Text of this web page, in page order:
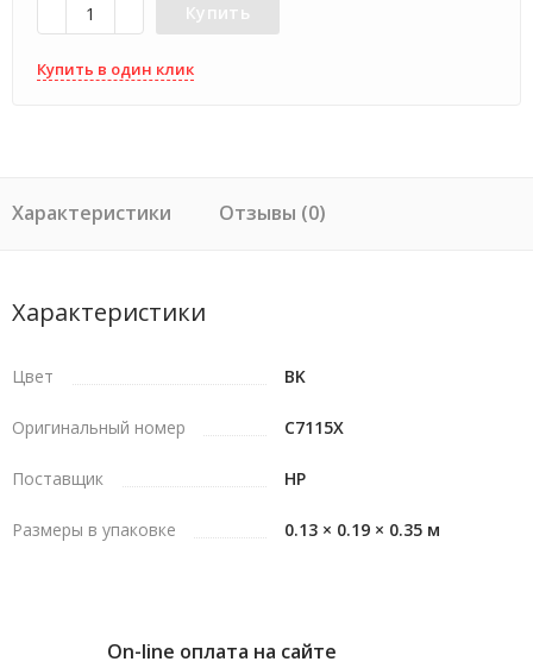
Купить
Купить в один клик
Характеристики Отзывы (0)
Характеристики
Цвет BK
Оригинальный номер C7115X
Поставщик HP
Размеры в упаковке 0.13 × 0.19 × 0.35 м
On-line оплата на сайте